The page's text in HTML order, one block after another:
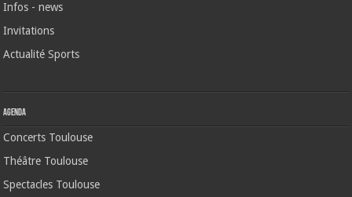
Infos - news
Invitations
Actualité Sports
Agenda
Concerts Toulouse
Théâtre Toulouse
Spectacles Toulouse